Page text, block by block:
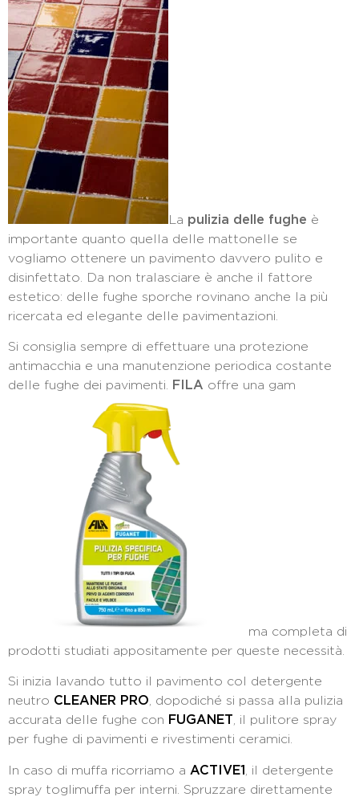
La pulizia delle fughe è
importante quanto quella delle mattonelle se
vogliamo ottenere un pavimento davvero pulito e
disinfettato. Da non tralasciare è anche il fattore
estetico: delle fughe sporche rovinano anche la più
ricercata ed elegante delle pavimentazioni.
Si consiglia sempre di effettuare una protezione
antimacchia e una manutenzione periodica costante
delle fughe dei pavimenti.
FILA offre una gam
ma completa di
prodotti studiati appositamente per queste necessità.
Si inizia lavando tutto il pavimento col detergente
neutro CLEANER PRO, dopodiché si passa alla pulizia
accurata delle fughe con FUGANET, il pulitore spray
per fughe di pavimenti e rivestimenti ceramici.
In caso di muffa ricorriamo a ACTIVE1
, il detergente
spray toglimuffa per interni. Spruzzare direttamente